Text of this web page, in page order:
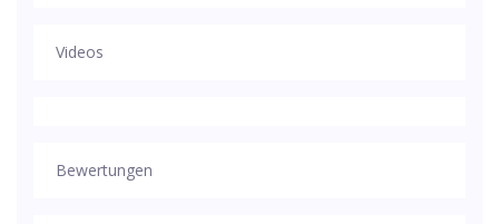
Videos
Bewertungen